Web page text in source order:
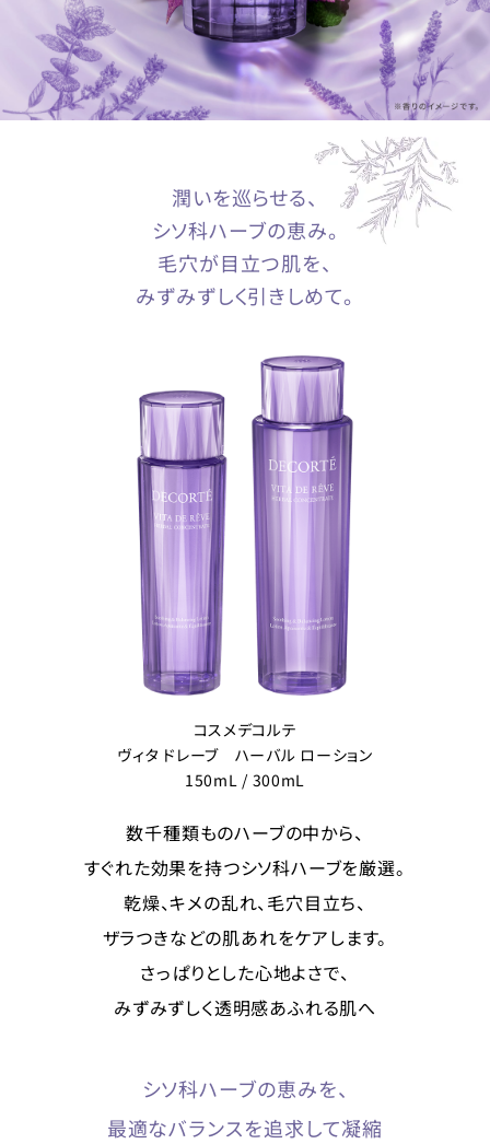
潤いを巡らせる、
シソ科ハーブの恵み。
毛穴が目立つ肌を、
みずみずしく引きしめて。
コスメデコルテ
ヴィタ ドレーブ ハーバル ローション
150mL / 300mL
数千種類ものハーブの中から、
すぐれた効果を持つシソ科ハーブを厳選。
乾燥、キメの乱れ、毛穴目立ち、
ザラつきなどの肌あれをケアします。
さっぱりとした心地よさで、
みずみずしく透明感あふれる肌へ
シソ科ハーブの恵みを、
最適なバランスを追求して凝縮